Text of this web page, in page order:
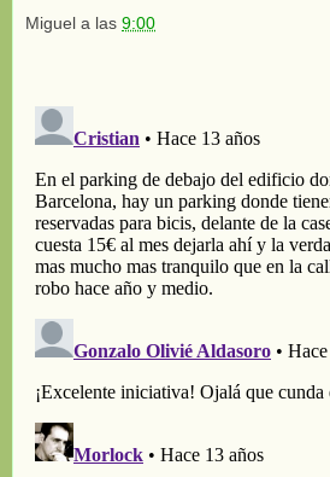
Miguel a las 9:00